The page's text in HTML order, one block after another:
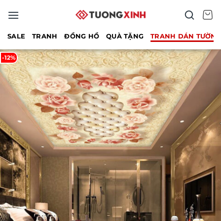
qua
SALE TRANH ĐỒNG HỒ QUÀ TẶNG TRANH DÁN
-12%